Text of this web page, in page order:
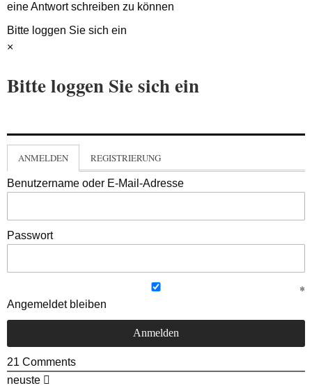
eine Antwort schreiben zu können
Bitte loggen Sie sich ein
×
Bitte loggen Sie sich ein
ANMELDEN REGISTRIERUNG
Benutzername oder E-Mail-Adresse
Passwort
Angemeldet bleiben
21 Comments
neuste